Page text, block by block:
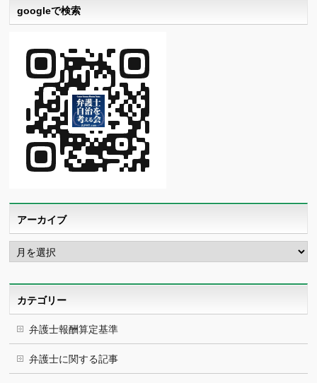
googleで検索
アーカイブ
ア
ー
カ
カテゴリー
弁護士報酬算定基準
弁護士に関する記事